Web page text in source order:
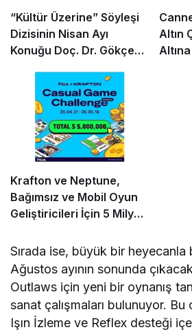
“Kültür Üzerine” Söyleşi
Dizisinin Nisan Ayı
Konuğu Doç. Dr. Gökçe
Altın
Krafton ve Neptune,
Bağımsız ve Mobil Oyun
Geliştiricileri İçin 5 Milyon
Yarışmasını Başlattı
Sırada ise, büyük bir heyecanla
Ağustos ayının sonunda
Outlaws için yeni bir oynanış
sanat çalışmaları bulunuyor.
Işın İzleme ve Reflex desteği